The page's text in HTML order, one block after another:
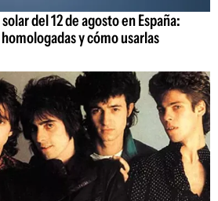
del 12 de agosto en España:
y cómo usarlas